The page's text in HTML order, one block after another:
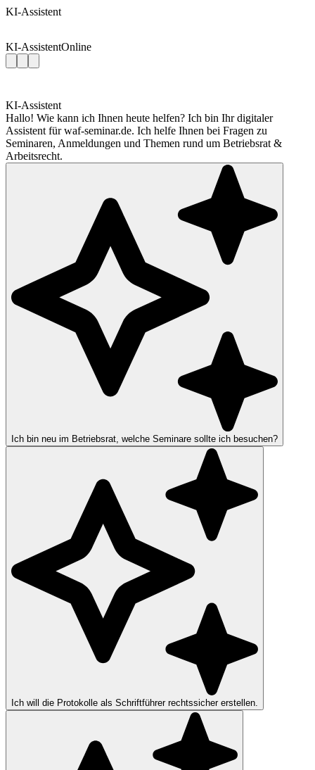
KI-Assistent
KI-AssistentOnline
KI-Assistent
Hallo! Wie kann ich Ihnen heute helfen? Ich bin Ihr digitaler
Assistent für waf-seminar.de. Ich helfe Ihnen bei Fragen zu
Seminaren, Anmeldungen und Themen rund um Betriebsrat &
Arbeitsrecht.
Ich bin neu im Betriebsrat, welche Seminare sollte ich besuchen?
Ich will die Protokolle als Schriftführer rechtssicher erstellen.